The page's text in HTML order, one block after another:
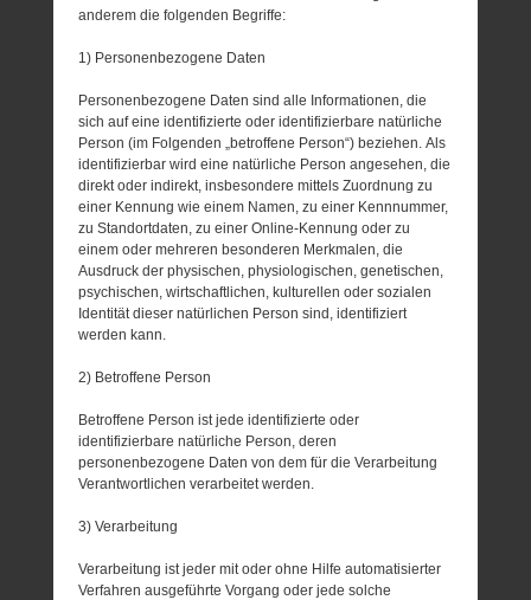
anderem die folgenden Begriffe:
1) Personenbezogene Daten
Personenbezogene Daten sind alle Informationen, die
sich auf eine identifizierte oder identifizierbare natürliche
Person (im Folgenden „betroffene Person“) beziehen. Als
identifizierbar wird eine natürliche Person angesehen, die
direkt oder indirekt, insbesondere mittels Zuordnung zu
einer Kennung wie einem Namen, zu einer Kennnummer,
zu Standortdaten, zu einer Online-Kennung oder zu
einem oder mehreren besonderen Merkmalen, die
Ausdruck der physischen, physiologischen, genetischen,
psychischen, wirtschaftlichen, kulturellen oder sozialen
Identität dieser natürlichen Person sind, identifiziert
werden kann.
2) Betroffene Person
Betroffene Person ist jede identifizierte oder
identifizierbare natürliche Person, deren
personenbezogene Daten von dem für die Verarbeitung
Verantwortlichen verarbeitet werden.
3) Verarbeitung
Verarbeitung ist jeder mit oder ohne Hilfe automatisierter
Verfahren ausgeführte Vorgang oder jede solche